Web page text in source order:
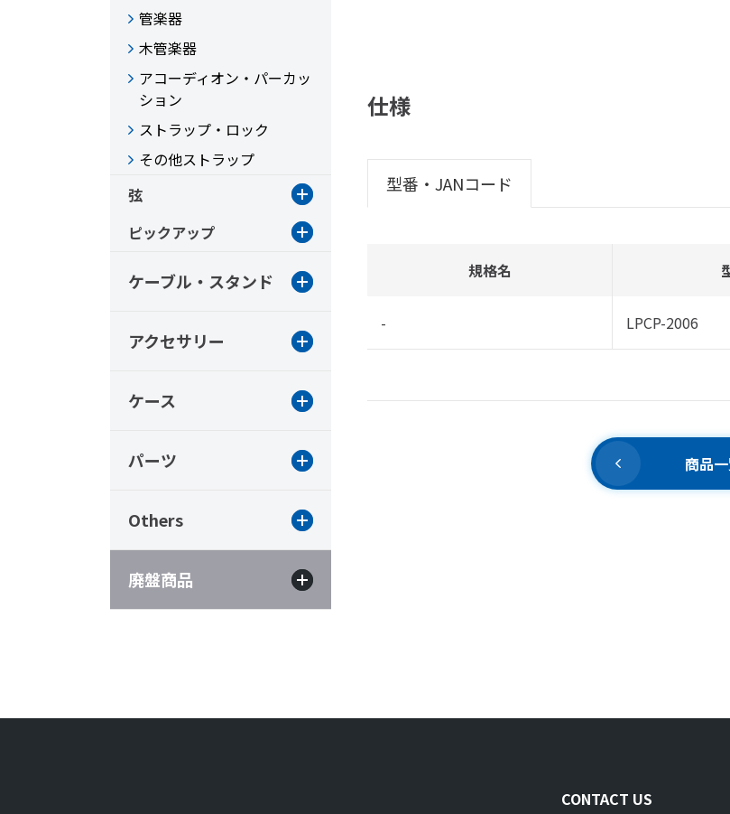
仕様
型番・JANコード
規格名
- LPCP-2006
商品
管楽器
木管楽器
アコーディオン・パーカッ
ション
ストラップ・ロック
その他ストラップ
弦
ピックアップ
ケーブル・スタンド
アクセサリー
ケース
パーツ
Others
廃盤商品
CONTACT US